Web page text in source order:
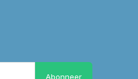
Abonneer